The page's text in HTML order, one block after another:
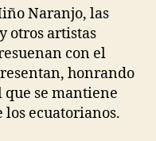
Naranjo, las
y otros artistas
con el
honrando
se mantiene
los ecuatorianos.